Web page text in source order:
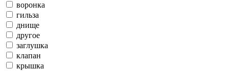
воронка
гильза
днище
другое
заглушка
клапан
крышка